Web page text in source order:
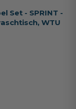
Set - SPRINT -
WTU